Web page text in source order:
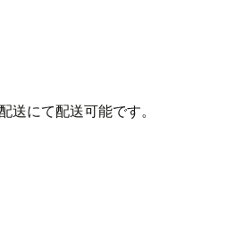
送にて配送可能です。